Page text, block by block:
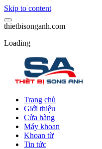
Skip to content
thietbisonganh.com
Loading
Trang chủ
Giới thiệu
Cửa hàng
Máy khoan
Khoan từ
Tin tức